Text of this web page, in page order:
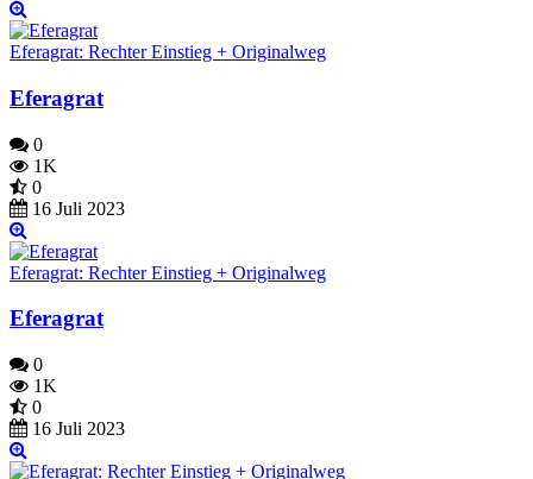
Eferagrat: Rechter Einstieg + Originalweg
Eferagrat
0
1K
0
16 Juli 2023
Eferagrat: Rechter Einstieg + Originalweg
Eferagrat
0
1K
0
16 Juli 2023